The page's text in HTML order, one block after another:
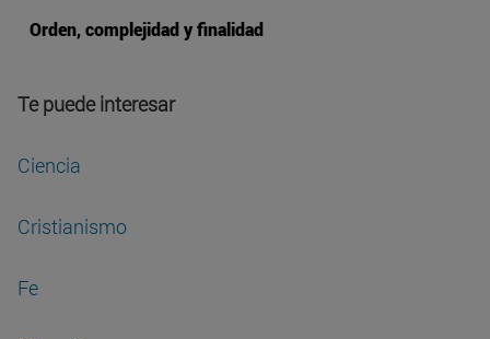
Orden, complejidad y finalidad
Te puede interesar
Ciencia
Cristianismo
Fe